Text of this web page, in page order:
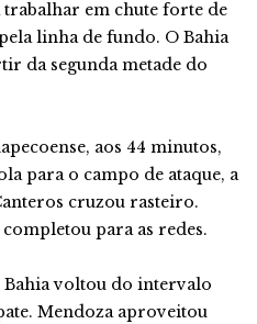
em chute forte de
linha de fundo. O Bahia
da segunda metade do
aos 44 minutos,
para o campo de ataque, a
cruzou rasteiro.
para as redes.
voltou do intervalo
Mendoza aproveitou